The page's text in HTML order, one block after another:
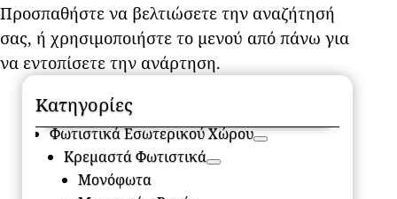
Προσπαθήστε να βελτιώσετε την αναζήτησή
σας, ή χρησιμοποιήστε το μενού από πάνω για
να εντοπίσετε την ανάρτηση.
Κατηγορίες
Φωτιστικά Εσωτερικού Χώρου
Κρεμαστά Φωτιστικά
Μονόφωτα